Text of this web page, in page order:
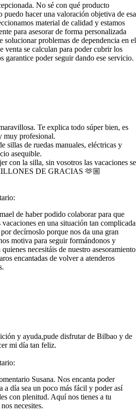
No sé con qué producto
puedo hacer una valoración objetiva de esa
material de calidad y estamos
para asesorar de forma personalizada
solucionar problemas de dependencia en el
venta se calculan para poder cubrir los
garantice poder seguir dando ese servicio.
Te explica todo súper bien, es
muy profesional.
sillas de ruedas manuales, eléctricas y
asequible.
con la silla, sin vosotros las vacaciones se
DE GRACIAS 🫶🏼
de haber podido colaborar para que
en una situación tan complicada
decírnoslo porque nos da una gran
motiva para seguir formándonos y
necesitáis de nuestro asesoramiento
encantadas de volver a atenderos
y ayuda,pude disfrutar de Bilbao y de
mi día tan feliz.
Susana. Nos encanta poder
a día sea un poco más fácil y poder así
con plenitud. Aquí nos tienes a tu
necesites.